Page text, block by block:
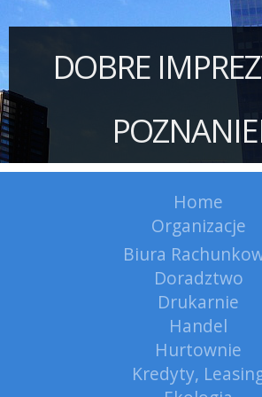
DOBRE
Home
Organizacje
Biura
Doradztwo
Drukarnie
Handel
Hurtownie
Kredyty,